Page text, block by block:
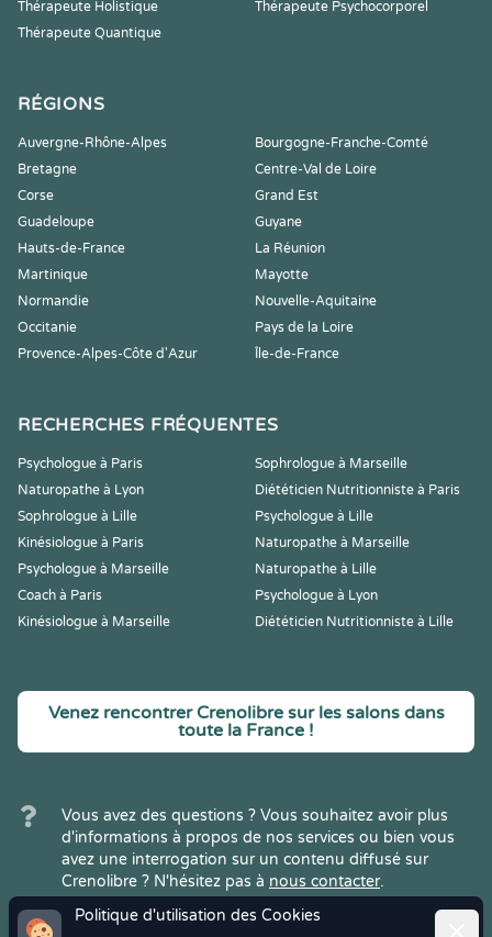
Politique d'utilisation des Cookies
Thérapeute Holistique
Thérapeute Psychocorporel
Thérapeute Quantique
RÉGIONS
Auvergne-Rhône-Alpes
Bourgogne-Franche-Comté
Bretagne
Centre-Val de Loire
Corse
Grand Est
Guadeloupe
Guyane
Hauts-de-France
La Réunion
Martinique
Mayotte
Normandie
Nouvelle-Aquitaine
Occitanie
Pays de la Loire
Provence-Alpes-Côte d'Azur
Île-de-France
RECHERCHES FRÉQUENTES
Psychologue à Paris
Sophrologue à Marseille
Naturopathe à Lyon
Diététicien Nutritionniste à Paris
Sophrologue à Lille
Psychologue à Lille
Kinésiologue à Paris
Naturopathe à Marseille
Psychologue à Marseille
Naturopathe à Lille
Coach à Paris
Psychologue à Lyon
Kinésiologue à Marseille
Diététicien Nutritionniste à Lille
Venez rencontrer Crenolibre sur les salons dans
toute la France !
Vous avez des questions ? Vous souhaitez avoir plus
d'informations à propos de nos services ou bien vous
avez une interrogation sur un contenu diffusé sur
Crenolibre ? N'hésitez pas à nous contacter.